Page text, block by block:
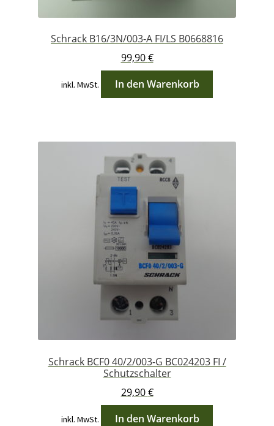
Schrack B16/3N/003-A FI/LS B0668816
99,90€
inkl. MwSt. In den Warenkorb
Schrack BCF0 40/2/003-G BC024203 FI /
Schutzschalter
29,90€
inkl. MwSt. In den Warenkorb